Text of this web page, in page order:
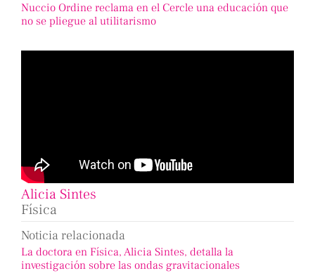
Nuccio Ordine reclama en el Cercle una educación que
no se pliegue al utilitarismo
Alicia Sintes
Física
Noticia relacionada
La doctora en Física, Alicia Sintes, detalla la
investigación sobre las ondas gravitacionales